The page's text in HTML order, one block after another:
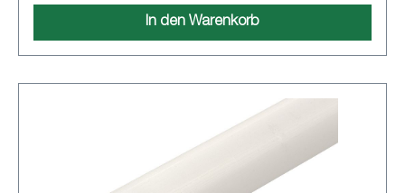
In den Warenkorb